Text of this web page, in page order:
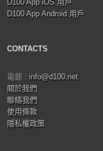
D100 App iOS 用戶
D100 App Android 用戶
CONTACTS
電郵 : info@d100.net
關於我們
聯絡我們
使用條款
隱私權政策